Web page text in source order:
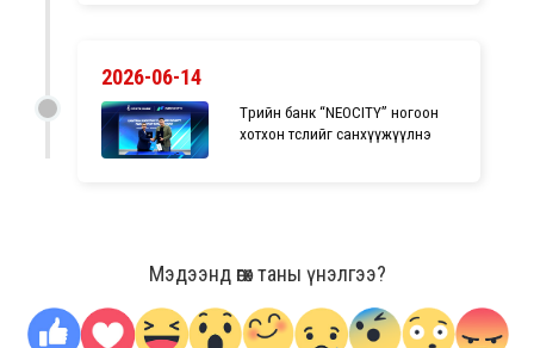
2026-06-14
Төрийн банк “NEOCITY” ногоон
хотхон төслийг санхүүжүүлнэ
Мэдээнд өгөх таны үнэлгээ?